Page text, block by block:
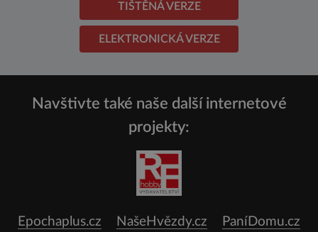
TIŠTĚNÁ VERZE
ELEKTRONICKÁ VERZE
Navštivte také naše další internetové
projekty:
Epochaplus.cz NašeHvězdy.cz PaníDomu.cz